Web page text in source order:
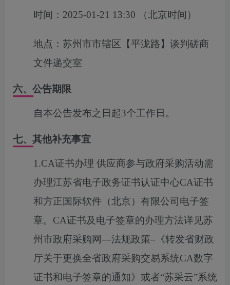
时间： 2025-01-21 13:30 （北京时间）
地点： 苏州市市辖区【平泷路】谈判磋商
文件递交室
六、公告期限
自本公告发布之日起3个工作日。
七、其他补充事宜
1.CA证书办理 供应商参与政府采购活动需
办理江苏省电子政务证书认证中心CA证书
和方正国际软件（北京）有限公司电子签
章。CA证书及电子签章的办理方法详见苏
州市政府采购网—法规政策–《转发省财政
厅关于更换全省政府采购交易系统CA数字
证书和电子签章的通知》或者“苏采云”系统